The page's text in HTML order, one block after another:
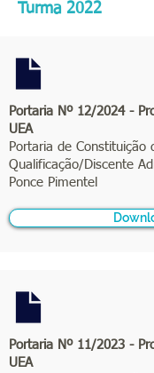
Turma 2022
Portaria Nº 12/2024 -
UEA
Portaria de Constituição
Qualificação/Discente
Ponce Pimentel
Portaria Nº 11/2023 -
UEA